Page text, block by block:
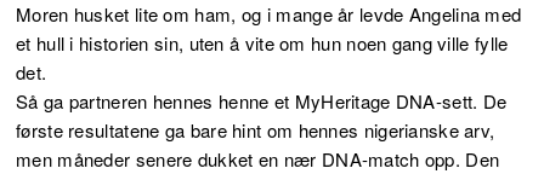
Moren husket lite om ham, og i mange år levde Angelina med
et hull i historien sin, uten å vite om hun noen gang ville fylle
det.
Så ga partneren hennes henne et MyHeritage DNA-sett. De
første resultatene ga bare hint om hennes nigerianske arv,
men måneder senere dukket en nær DNA-match opp. Den